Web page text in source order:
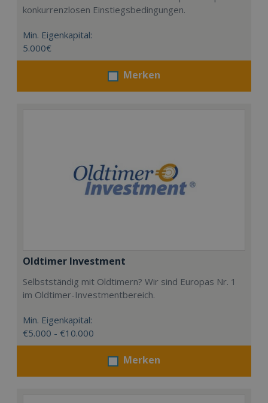
konkurrenzlosen Einstiegsbedingungen.
Min. Eigenkapital:
5.000€
Merken
Oldtimer Investment
Selbstständig mit Oldtimern? Wir sind Europas Nr. 1
im Oldtimer-Investmentbereich.
Min. Eigenkapital:
€5.000 - €10.000
Merken